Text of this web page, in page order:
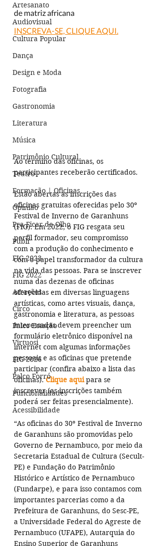
Artesanato
Audiovisual
Cultura Popular
Dança
Design e Moda
Fotografia
Gastronomia
Literatura
Música
Patrimônio Cultural
Teatro
Formação | Oficinas
Opinião
Pra Ficar de Olho
Publi
FIG 2023
FIG 2022
Atrações
Circo
Palco Estação
Virtuosi
FIG 2026
Palco Forró
Funcionalidades
Acessibilidade
de matriz africana
INSCREVA-SE, CLIQUE AQUI.
Ao término das oficinas, os
participantes receberão certificados.
Estão abertas as inscrições das
oficinas gratuitas oferecidas pelo 30º
Festival de Inverno de Garanhuns
(FIG). Em 2022, o FIG resgata seu
perfil formador, seu compromisso
com a produção do conhecimento e
com o papel transformador da cultura
na vida das pessoas. Para se inscrever
numa das dezenas de oficinas
oferecidas em diversas linguagens
artísticas, como artes visuais, dança,
gastronomia e literatura, as pessoas
interessadas devem preencher um
formulário eletrônico disponível na
internet com algumas informações
pessoais e as oficinas que pretende
participar (confira abaixo a lista das
oficinas). Clique aqui para se
inscrever (as inscrições também
poderá ser feitas presencialmente).
“As oficinas do 30º Festival de Inverno
de Garanhuns são promovidas pelo
Governo de Pernambuco, por meio da
Secretaria Estadual de Cultura (Secult-
PE) e Fundação do Patrimônio
Histórico e Artístico de Pernambuco
(Fundarpe), e para isso contamos com
importantes parcerias como a da
Prefeitura de Garanhuns, do Sesc-PE,
a Universidade Federal do Agreste de
Pernambuco (UFAPE), Autarquia do
Ensino Superior de Garanhuns